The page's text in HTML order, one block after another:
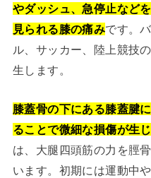
やダッシュ、急停止など
見られる膝の痛みです。
ル、サッカー、陸上競技
生します。
膝蓋骨の下にある膝蓋腱
ることで微細な損傷が生
は、大腿四頭筋の力を脛
います。初期には運動中